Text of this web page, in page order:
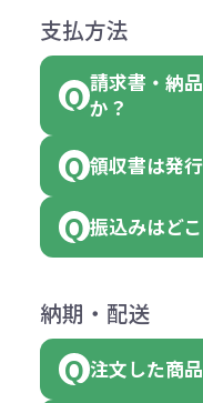
費用）
になって
クエアト
色を指定
個、ブル
【色指定
に必要な
※10個単
合
●名入れ
っていた
または返
ます。
その際不
ください。
（商品の
計算例：
＜1色印
（提供価
（印刷代
（提供価
×色数
※例えば
れ費用が
商品によ
ていただ
見積もり
支払方法
請求書・納
か？
会員様は
ダウンロ
詳しくは
領収書の
領収書は発
会員様は
詳しくは
領収書の
振込みはど
下記口座
■三菱
小田井支
納期・配送
注文した商